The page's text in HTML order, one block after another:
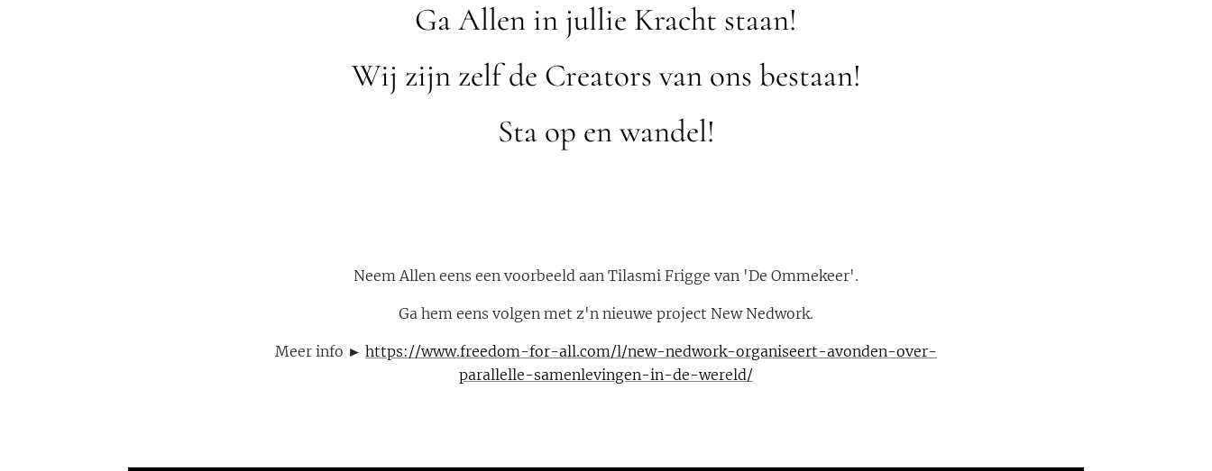
Ga Allen in jullie Kracht staan!
Wij zijn zelf de Creators van ons bestaan!
Sta op en wandel!
Neem Allen eens een voorbeeld aan Tilasmi Frigge van 'De Ommekeer'.
Ga hem eens volgen met z'n nieuwe project New Nedwork.
Meer info ► https://www.freedom-for-all.com/l/new-nedwork-organiseert-avonden-over-
parallelle-samenlevingen-in-de-wereld/